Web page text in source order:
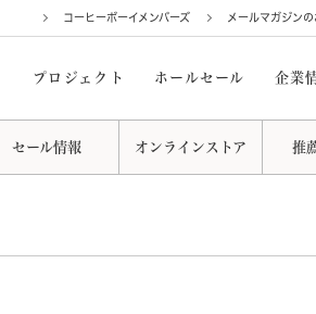
コーヒーボーイメンバーズ メールマガジン
プロジェクト ホールセール 企業
セール情報 オンラインストア 推